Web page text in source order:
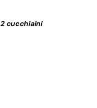
2 cucchiaini